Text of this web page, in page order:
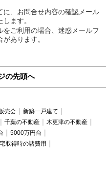
、お問合せ内容の確認メール
ます。
ご利用の場合、迷惑メールフ
あります。
の先頭へ
売会
新築一戸建て
千葉の不動産
木更津の不動産
5000万円台
取得時の諸費用